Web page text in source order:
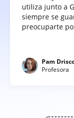
utiliza junto a
siempre se
preocuparte
Pam
Profesora